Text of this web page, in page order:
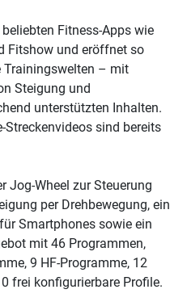
Fitness-Apps wie
Fitshow und eröffnet so
Trainingswelten – mit
Steigung und
unterstützten Inhalten.
Streckenvideos sind bereits
Jog-Wheel zur Steuerung
per Drehbewegung, ein
Smartphones sowie ein
mit 46 Programmen,
9 HF-Programme, 12
frei konfigurierbare Profile.